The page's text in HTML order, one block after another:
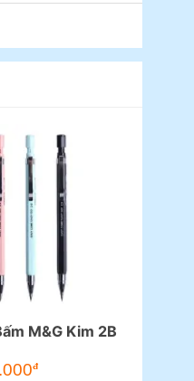
M&G Kim 2B
đ